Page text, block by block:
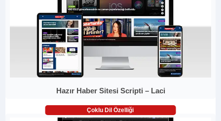
Hazır Haber Sitesi Scripti – Laci
Çoklu Dil Özelliği